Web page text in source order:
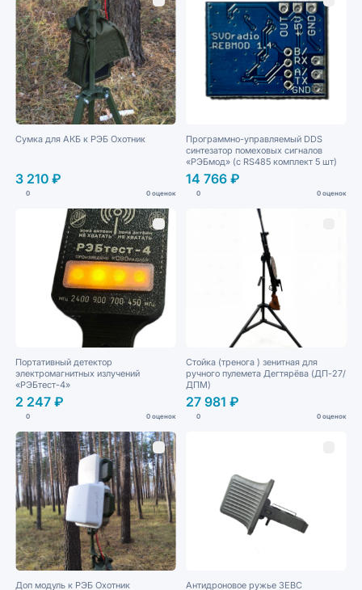
Сумка для АКБ к РЭБ Охотник
3 210 ₽
0 0 оценок
Программно-управляемый DDS
синтезатор помеховых сигналов
«РЭБмод» (с RS485 комплект 5 шт)
14 766 ₽
0 0 оценок
Портативный детектор
электромагнитных излучений
«РЭБтест-4»
2 247 ₽
0 0 оценок
Стойка (тренога ) зенитная для
ручного пулемета Дегтярёва (ДП-27/
ДПМ)
27 981 ₽
0 0 оценок
Доп модуль к РЭБ Охотник
Антидроновое ружье ЗЕВС